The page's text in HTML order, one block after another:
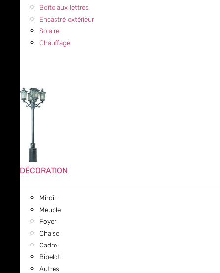
Boîte aux lettres
Encastré extérieur
Solaire
Chauffage
DÉCORATION
Miroir
Meuble
Foyer
Chaise
Cadre
Bibelot
Autres